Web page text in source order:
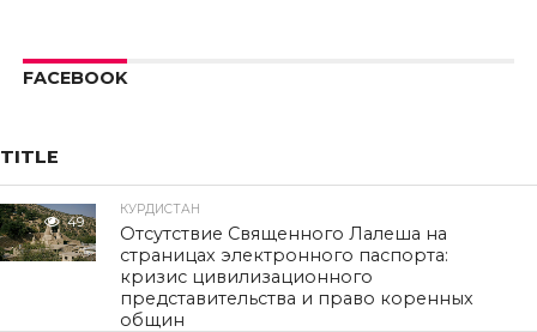
FACEBOOK
TITLE
49
КУРДИСТАН
Отсутствие Священного Лалеша на
страницах электронного паспорта:
кризис цивилизационного
представительства и право коренных
общин